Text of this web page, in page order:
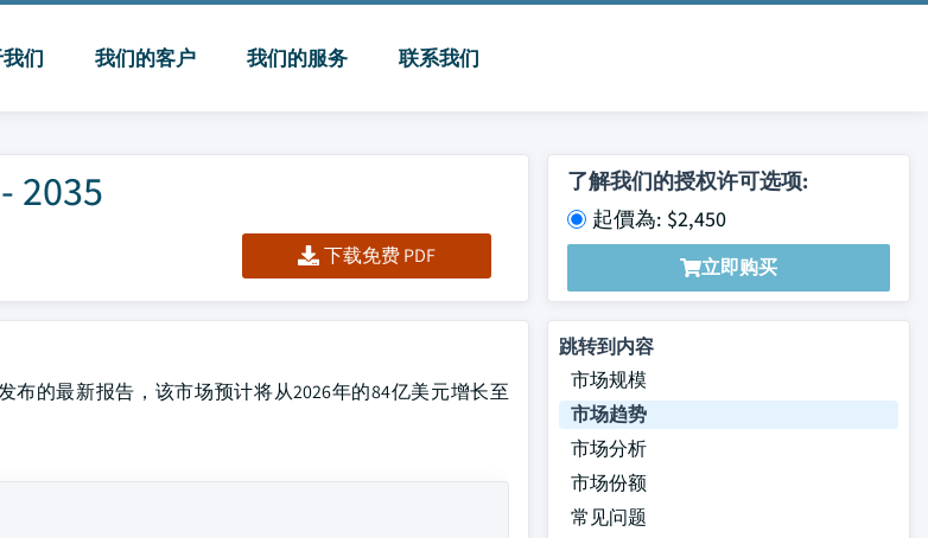
们 我们的客户 我们的服务 联系我们
2035
下载免费 PDF
了解我们的授权许可选项:
起價為: $2,450
立即购买
布的最新报告，该市场预计将从2026年的84亿美元增长至
跳转到内容
市场规模
市场趋势
市场分析
市场份额
常见问题